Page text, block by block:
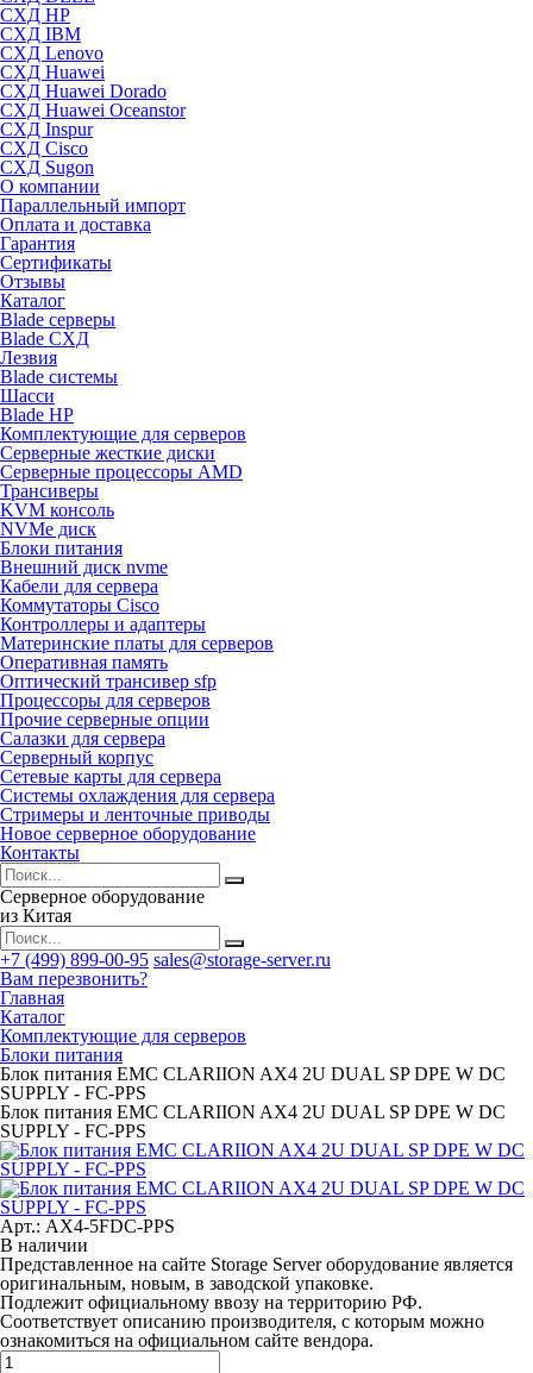
СХД HP
СХД IBM
СХД Lenovo
СХД Huawei
СХД Huawei Dorado
СХД Huawei Oceanstor
СХД Inspur
СХД Cisco
СХД Sugon
О компании
Параллельный импорт
Оплата и доставка
Гарантия
Сертификаты
Отзывы
Каталог
Blade серверы
Blade СХД
Лезвия
Blade системы
Шасси
Blade HP
Комплектующие для серверов
Серверные жесткие диски
Серверные процессоры AMD
Трансиверы
KVM консоль
NVMe диск
Блоки питания
Внешний диск nvme
Кабели для сервера
Коммутаторы Cisco
Контроллеры и адаптеры
Материнские платы для серверов
Оперативная память
Оптический трансивер sfp
Процессоры для серверов
Прочие серверные опции
Салазки для сервера
Серверный корпус
Сетевые карты для сервера
Системы охлаждения для сервера
Стримеры и ленточные приводы
Новое серверное оборудование
Контакты
Серверное оборудование
из Китая
+7 (499) 899-00-95 sales@storage-server.ru
Вам перезвонить?
Главная
Каталог
Комплектующие для серверов
Блоки питания
Блок питания EMC CLARIION AX4 2U DUAL SP DPE W DC
SUPPLY - FC-PPS
Блок питания EMC CLARIION AX4 2U DUAL SP DPE W DC
SUPPLY - FC-PPS
Арт.: AX4-5FDC-PPS
В наличии
Представленное на сайте Storage Server оборудование является
оригинальным, новым, в заводской упаковке.
Подлежит официальному ввозу на территорию РФ.
Соответствует описанию производителя, с которым можно
ознакомиться на официальном сайте вендора.